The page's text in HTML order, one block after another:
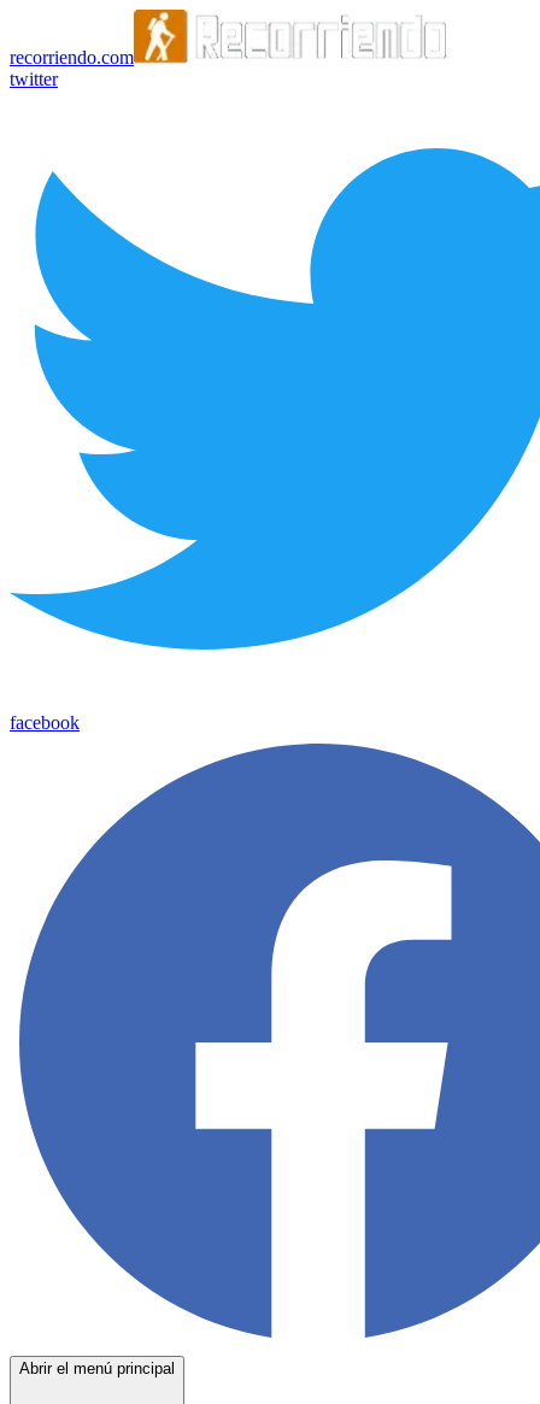
recorriendo.com
twitter
facebook
Abrir el menú principal